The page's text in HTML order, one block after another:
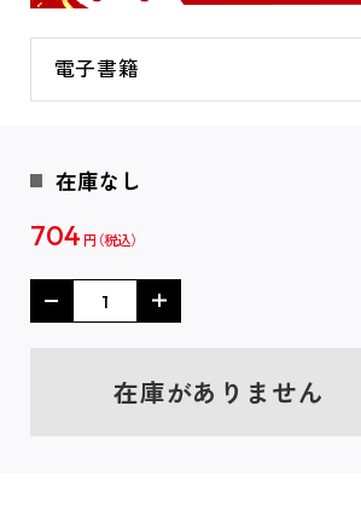
電子書籍
在庫なし
704 円
在庫がありません